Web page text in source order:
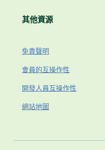
其他資源
免責聲明
會員的互操作性
開發人員互操作性
網站地圖